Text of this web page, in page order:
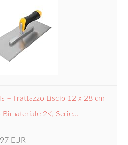
– Frattazzo Liscio 12 x 28 cm
2K, Serie...
EUR